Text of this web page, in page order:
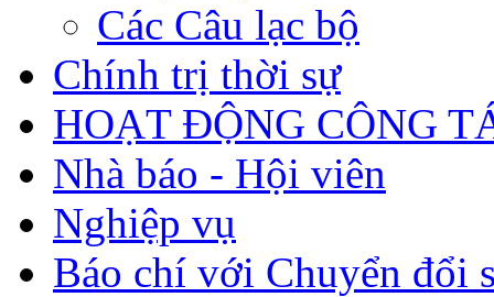
Các Câu lạc bộ
Chính trị thời sự
HOẠT ĐỘNG CÔNG
Nhà báo - Hội viên
Nghiệp vụ
Báo chí với Chuyển đổi